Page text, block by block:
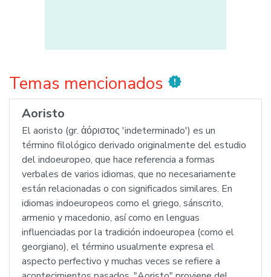
Temas mencionados new_releases
Aoristo
El aoristo (gr. ἀόριστος 'indeterminado') es un
término filológico derivado originalmente del estudio
del indoeuropeo, que hace referencia a formas
verbales de varios idiomas, que no necesariamente
están relacionadas o con significados similares. En
idiomas indoeuropeos como el griego, sánscrito,
armenio y macedonio, así como en lenguas
influenciadas por la tradición indoeuropea (como el
georgiano), el término usualmente expresa el
aspecto perfectivo y muchas veces se refiere a